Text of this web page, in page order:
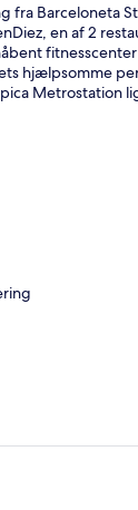
fra Barceloneta
en af 2
hjælpsomme
Metrostation